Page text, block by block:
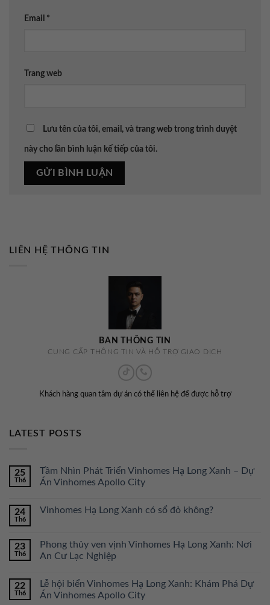
Email *
Trang web
Lưu tên của tôi, email, và trang web trong trình duyệt
này cho lần bình luận kế tiếp của tôi.
LIÊN HỆ THÔNG TIN
BAN THÔNG TIN
CUNG CẤP THÔNG TIN VÀ HỖ TRỢ GIAO DỊCH
Khách hàng quan tâm dự án có thể liên hệ để được hỗ trợ
LATEST POSTS
25
Th6
Tầm Nhìn Phát Triển Vinhomes Hạ Long Xanh – Dự
Án Vinhomes Apollo City
24
Th6
Vinhomes Hạ Long Xanh có sổ đỏ không?
23
Th6
Phong thủy ven vịnh Vinhomes Hạ Long Xanh: Nơi
An Cư Lạc Nghiệp
22
Th6
Lễ hội biển Vinhomes Hạ Long Xanh: Khám Phá Dự
Án Vinhomes Apollo City